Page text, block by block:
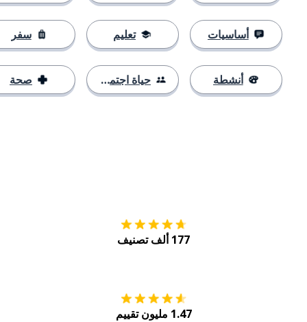
أساسيات
أنشطة
تعليم
حياة اجتماعية
سفر
صحة
177 ألف تصنيف
1.47 مليون تقييم